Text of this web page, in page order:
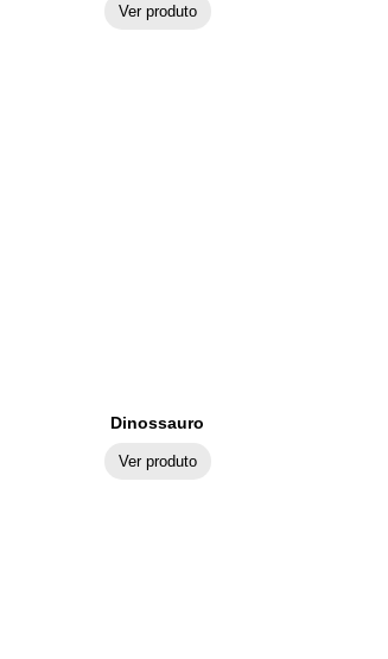
Ver produto
Dinossauro
Ver produto